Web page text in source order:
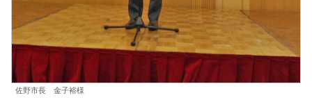
佐野市長 金子裕様